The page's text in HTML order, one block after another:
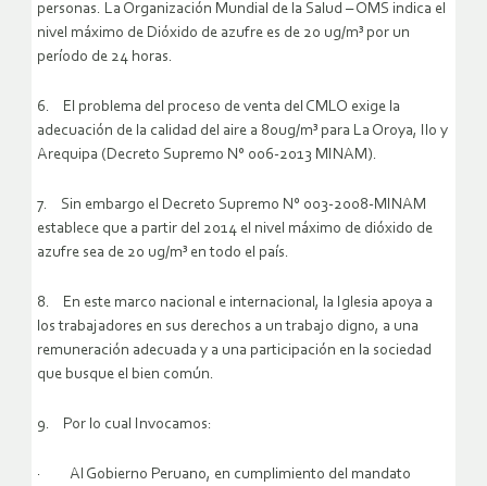
personas. La Organización Mundial de la Salud – OMS indica el
nivel máximo de Dióxido de azufre es de 20 ug/m³ por un
período de 24 horas.
6. El problema del proceso de venta del CMLO exige la
adecuación de la calidad del aire a 80ug/m³ para La Oroya, Ilo y
Arequipa (Decreto Supremo N° 006-2013 MINAM).
7. Sin embargo el Decreto Supremo N° 003-2008-MINAM
establece que a partir del 2014 el nivel máximo de dióxido de
azufre sea de 20 ug/m³ en todo el país.
8. En este marco nacional e internacional, la Iglesia apoya a
los trabajadores en sus derechos a un trabajo digno, a una
remuneración adecuada y a una participación en la sociedad
que busque el bien común.
9. Por lo cual Invocamos:
· Al Gobierno Peruano, en cumplimiento del mandato